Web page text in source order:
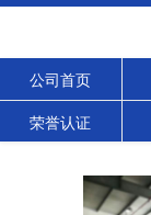
公司首页
荣誉认证